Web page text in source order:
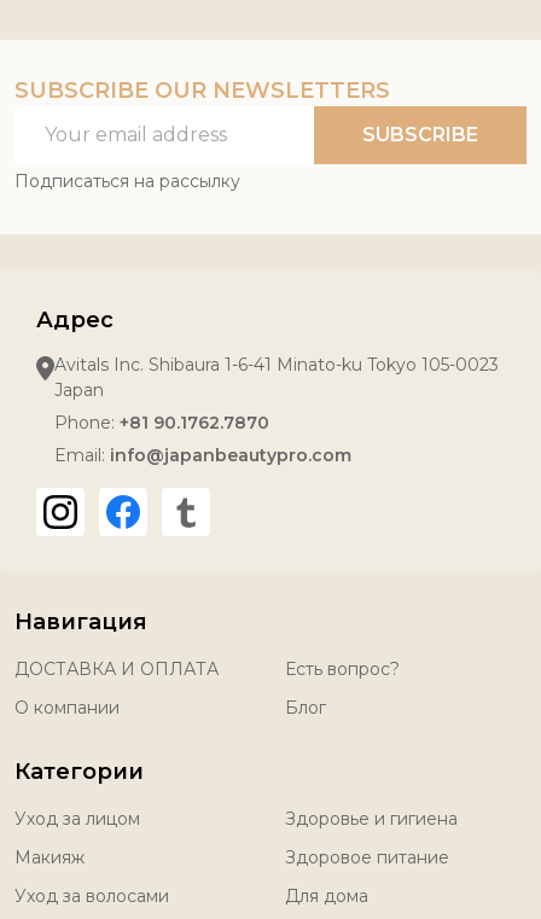
SUBSCRIBE OUR NEWSLETTERS
Address
SUBSCRIBE
Подписаться на рассылку
Адрес
Avitals Inc. Shibaura 1-6-41 Minato-ku Tokyo 105-0023
Japan
Phone: +81 90.1762.7870
Email: info@japanbeautypro.com
Навигация
ДОСТАВКА И ОПЛАТА
О компании
Есть вопрос?
Блог
Категории
Уход за лицом
Макияж
Уход за волосами
Здоровье и гигиена
Здоровое питание
Для дома